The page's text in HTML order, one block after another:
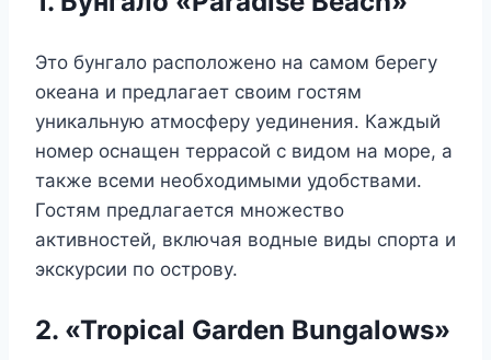
Это бунгало расположено на самом берегу
океана и предлагает своим гостям
уникальную атмосферу уединения. Каждый
номер оснащен террасой с видом на море, а
также всеми необходимыми удобствами.
Гостям предлагается множество
активностей, включая водные виды спорта и
экскурсии по острову.
2. «Tropical Garden Bungalows»